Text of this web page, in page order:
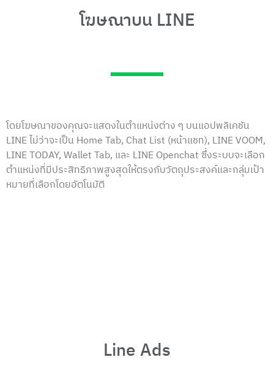
โฆษณาบน LINE
โดยโฆษณาของคุณจะแสดงในตําแหน่งต่าง ๆ บนแอปพลิเคชัน
LINE ไม่ว่าจะเป็น Home Tab, Chat List (หน้าแชท), LINE VOOM,
LINE TODAY, Wallet Tab, และ LINE Openchat ซึ่งระบบจะเลือก
ตําแหน่งที่มีประสิทธิภาพสูงสุดให้ตรงกับวัตถุประสงค์และกลุ่มเป้า
หมายที่เลือกโดยอัตโนมัติ
Line Ads